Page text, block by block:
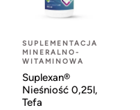
SUPLEMENTACJA
MINERALNO-
WITAMINOWA
Suplexan®
Nieśniość 0,25l,
Tefa